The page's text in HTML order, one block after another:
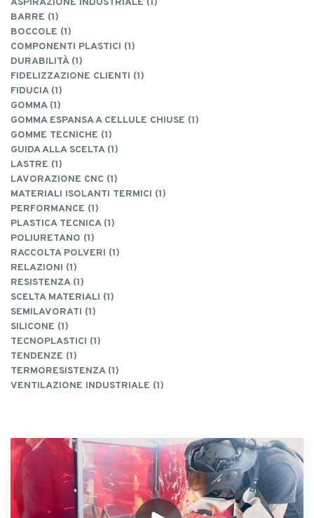
BARRE (1)
BOCCOLE (1)
COMPONENTI PLASTICI (1)
DURABILITÀ (1)
FIDELIZZAZIONE CLIENTI (1)
FIDUCIA (1)
GOMMA (1)
GOMMA ESPANSA A CELLULE CHIUSE (1)
GOMME TECNICHE (1)
GUIDA ALLA SCELTA (1)
LASTRE (1)
LAVORAZIONE CNC (1)
MATERIALI ISOLANTI TERMICI (1)
PERFORMANCE (1)
PLASTICA TECNICA (1)
POLIURETANO (1)
RACCOLTA POLVERI (1)
RELAZIONI (1)
RESISTENZA (1)
SCELTA MATERIALI (1)
SEMILAVORATI (1)
SILICONE (1)
TECNOPLASTICI (1)
TENDENZE (1)
TERMORESISTENZA (1)
VENTILAZIONE INDUSTRIALE (1)